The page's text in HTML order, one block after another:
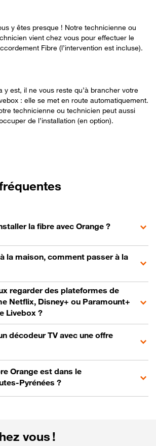
y êtes presque ! Notre technicienne ou
vient chez vous pour effectuer le
Fibre (l’intervention est incluse).
y est, il ne vous reste qu’à brancher votre
: elle se met en route automatiquement.
technicienne ou technicien peut aussi
de l’installation (en option).
la fibre avec Orange ?
la maison, comment passer à la
regarder des plateformes de
Netflix, Disney+ ou Paramount+
Livebox ?
décodeur TV avec une offre
Orange est dans le
Pyrénées ?
vous !